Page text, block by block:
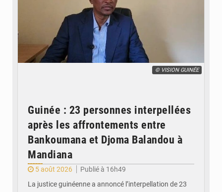
© VISION GUINÉE
Guinée : 23 personnes interpellées
après les affrontements entre
Bankoumana et Djoma Balandou à
Mandiana
5 août 2026
Publié à 16h49
La justice guinéenne a annoncé l’interpellation de 23